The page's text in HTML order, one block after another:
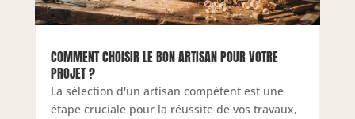
COMMENT CHOISIR LE BON ARTISAN POUR VOTRE
PROJET ?
La sélection d'un artisan compétent est une
étape cruciale pour la réussite de vos travaux,